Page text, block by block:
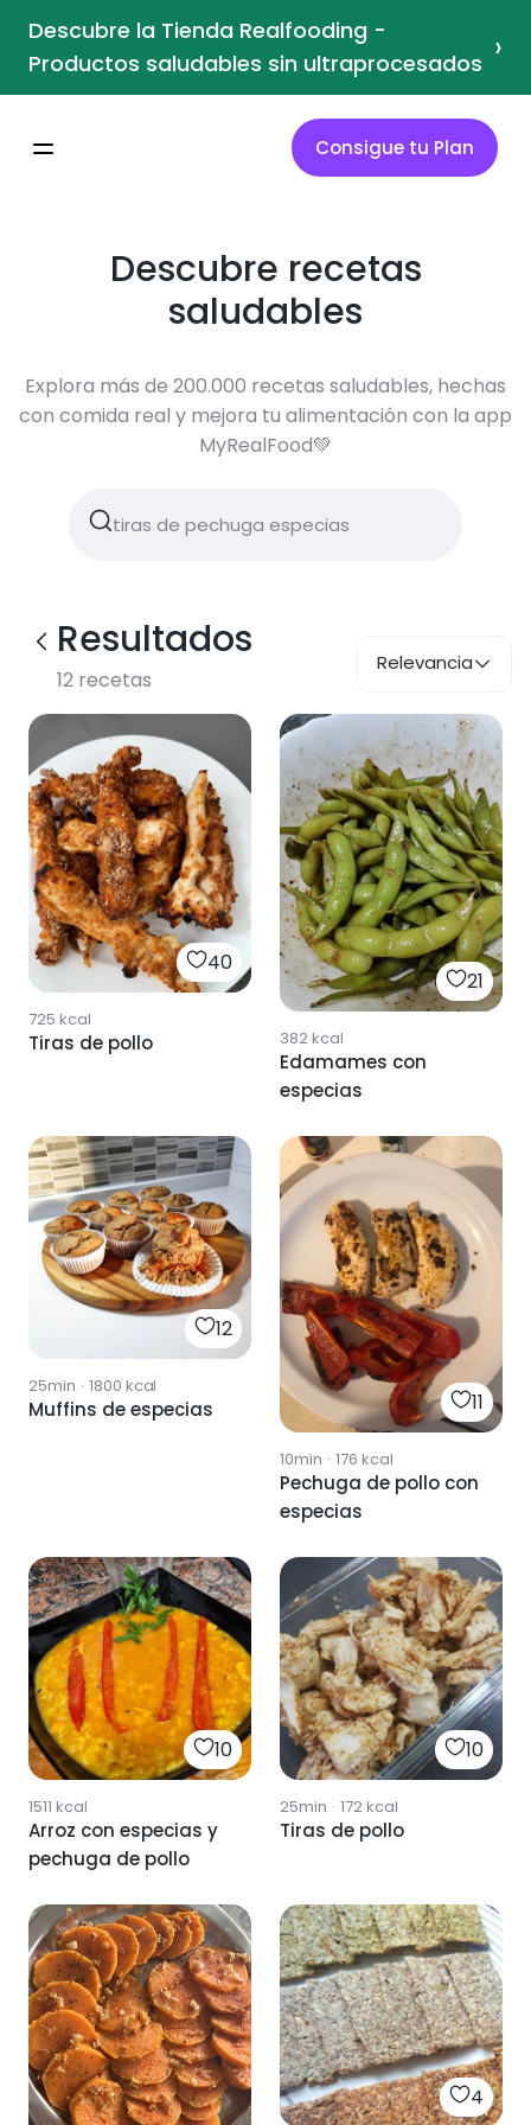
Descubre la Tienda Realfooding -
Productos saludables sin ultraprocesados ›
Consigue tu Plan
Descubre recetas
saludables
Explora más de 200.000 recetas saludables, hechas
con comida real y mejora tu alimentación con la app
MyRealFood💚
Resultados
12 recetas
Relevancia
40
725 kcal
Tiras de pollo
21
382kcal
Edamames con
especias
12
25min · 1800 kcal
Muffins de especias 11
10min · 176 kcal
Pechuga de pollo con
especias
10
1511 kcal
Arroz con especias y
pechuga de pollo
10
25min · 172kcal
Tiras de pollo
4